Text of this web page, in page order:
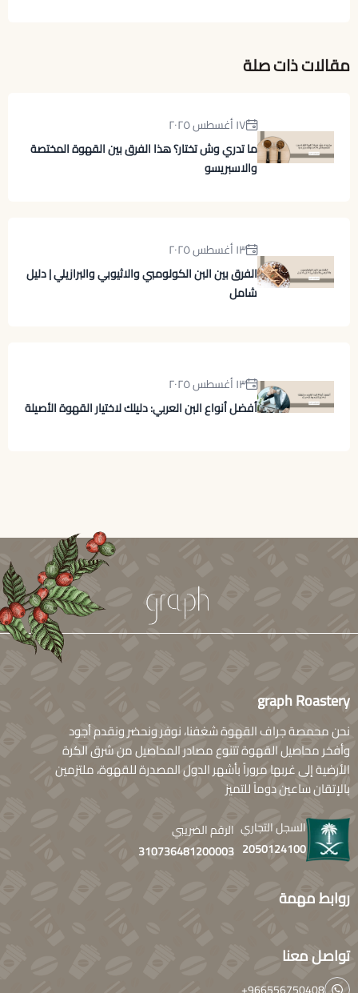
مقالات ذات صلة
١٧ أغسطس ٢٠٢٥
ما تدري وش تختار؟ هذا الفرق بين القهوة المختصة
والاسبريسو
١٣ أغسطس ٢٠٢٥
الفرق بين البن الكولومبي والاثيوبي والبرازيلي | دليل
شامل
١٣ أغسطس ٢٠٢٥
أفضل أنواع البن العربي: دليلك لاختيار القهوة الأصيلة
graph Roastery
نحن محمصة جراف القهوة شغفنا، نوفر ونحضر ونقدم أجود
وأفخر محاصيل القهوة تتنوع مصادر المحاصيل من شرق الكرة
الأرضية إلى غربها مروراً بأشهر الدول المصدرة للقهوة، ملتزمين
بالإتقان ساعين دوماً للتميز
السجل التجاري
2050124100
الرقم الضريبي
310736481200003
روابط مهمة
تواصل معنا